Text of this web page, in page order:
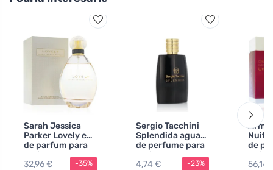
Sarah Jessica
Parker Lovely eau
de parfum para
mujeres 100 ml
32,96 €
-35%
Sergio Tacchini
Splendida agua
de perfume para
mujer tester
4,74 €
-23%
Nuit
de
56,14